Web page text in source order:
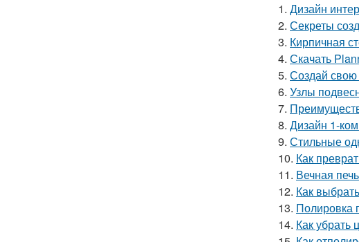
1. Дизайн
2. Секреты
3. Кирпичная
4. Скачать
5. Создай свою
6. Узлы
7.
8. Дизайн 1-
9. Стильные
10. Как
11. Вечная
12. Как
13. Полировка
14. Как убрать